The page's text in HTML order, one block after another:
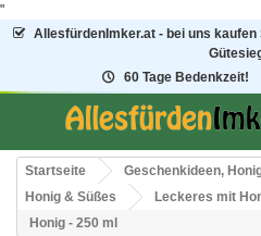
"
AllesfürdenImker.at - bei uns
60 Tage Bedenkzeit!
Startseite
Geschenkideen,
Honig & Süßes
Leckeres mit
Honig - 250 ml